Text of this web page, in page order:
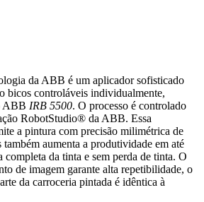
da ABB é um aplicador sofisticado
bicos controláveis ​​individualmente,
ABB IRB 5500. O processo é controlado
RobotStudio® da ABB. Essa
a pintura com precisão milimétrica de
também aumenta a produtividade em até
completa da tinta e sem perda de tinta. O
de imagem garante alta repetibilidade, o
da carroceria pintada é idêntica à